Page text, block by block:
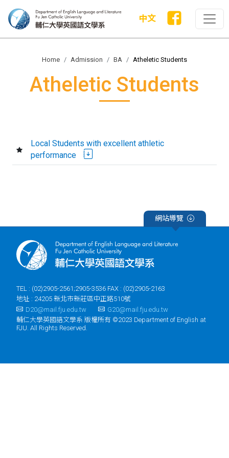
中文
Home Admission BA Atheletic Students
Atheletic Students
Local Students with excellent athletic
performance
網站導覽
TEL : (02)2905-2561;2905-3536 FAX : (02)2905-2163
地址 : 24205 新北市新莊區中正路510號
D20@mail.fju.edu.tw
G20@mail.fju.edu.tw
輔仁大學英國語文學系 版權所有 ©2023 Department of English at
FJU. All Rights Reserved.